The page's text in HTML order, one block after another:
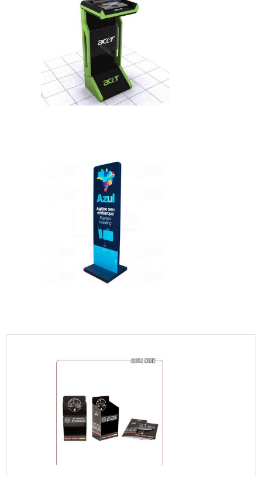
VANTAGENSA placa vem se tornando um
produto de extrema importância para o
segmentos como cafés, restaurantes,